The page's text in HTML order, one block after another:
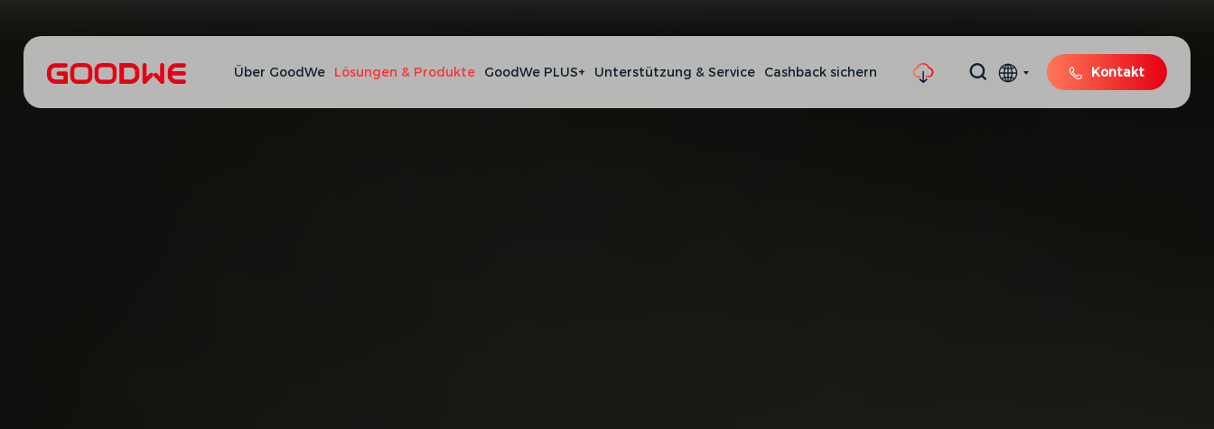
Über GoodWe Lösungen & Produkte GoodWe PLUS+ Unterstützung & Service Cashback sichern Kontakt